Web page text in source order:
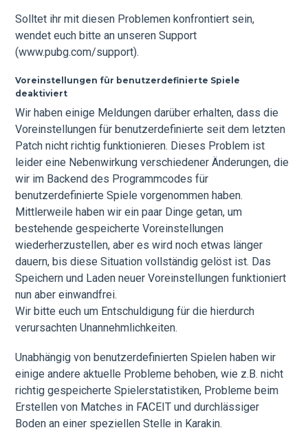
Solltet ihr mit diesen Problemen konfrontiert sein,
wendet euch bitte an unseren Support
(www.pubg.com/support).
Voreinstellungen für benutzerdefinierte Spiele
deaktiviert
Wir haben einige Meldungen darüber erhalten, dass die
Voreinstellungen für benutzerdefinierte seit dem letzten
Patch nicht richtig funktionieren. Dieses Problem ist
leider eine Nebenwirkung verschiedener Änderungen, die
wir im Backend des Programmcodes für
benutzerdefinierte Spiele vorgenommen haben.
Mittlerweile haben wir ein paar Dinge getan, um
bestehende gespeicherte Voreinstellungen
wiederherzustellen, aber es wird noch etwas länger
dauern, bis diese Situation vollständig gelöst ist. Das
Speichern und Laden neuer Voreinstellungen funktioniert
nun aber einwandfrei.
Wir bitte euch um Entschuldigung für die hierdurch
verursachten Unannehmlichkeiten.
Unabhängig von benutzerdefinierten Spielen haben wir
einige andere aktuelle Probleme behoben, wie z.B. nicht
richtig gespeicherte Spielerstatistiken, Probleme beim
Erstellen von Matches in FACEIT und durchlässiger
Boden an einer speziellen Stelle in Karakin.